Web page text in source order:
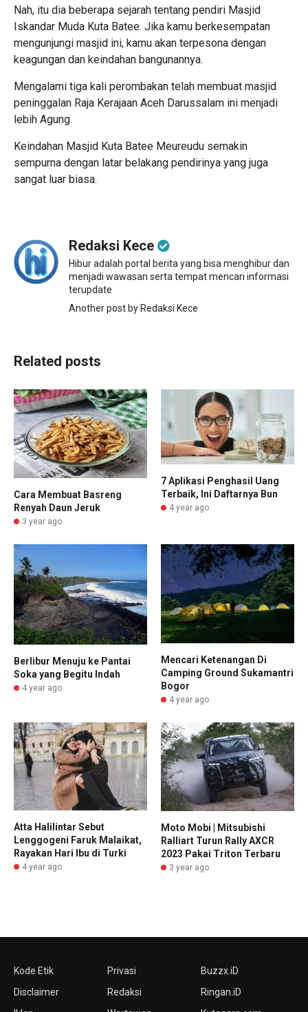
Nah, itu dia beberapa sejarah tentang pendiri Masjid
Iskandar Muda Kuta Batee. Jika kamu berkesempatan
mengunjungi masjid ini, kamu akan terpesona dengan
keagungan dan keindahan bangunannya.
Mengalami tiga kali perombakan telah membuat masjid
peninggalan Raja Kerajaan Aceh Darussalam ini menjadi
lebih Agung.
Keindahan Masjid Kuta Batee Meureudu semakin
sempurna dengan latar belakang pendirinya yang juga
sangat luar biasa.
Redaksi Kece
Hibur adalah portal berita yang bisa menghibur dan
menjadi wawasan serta tempat mencari informasi
terupdate
Another post by Redaksi Kece
Related posts
Cara Membuat Basreng
Renyah Daun Jeruk
3 year ago
7 Aplikasi Penghasil Uang
Terbaik, Ini Daftarnya Bun
4 year ago
Berlibur Menuju ke Pantai
Soka yang Begitu Indah
4 year ago
Mencari Ketenangan Di
Camping Ground Sukamantri
Bogor
4 year ago
Atta Halilintar Sebut
Lenggogeni Faruk Malaikat,
Rayakan Hari Ibu di Turki
4 year ago
Moto Mobi | Mitsubishi
Ralliart Turun Rally AXCR
2023 Pakai Triton Terbaru
3 year ago
Kode Etik
Disclaimer
Privasi
Redaksi
Buzzx.iD
Ringan.iD